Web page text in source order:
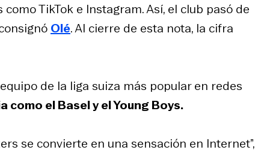
TikTok e Instagram. Así, el club pasó de
Olé. Al cierre de esta nota, la cifra
de la liga suiza más popular en redes
el Basel y el Young Boys.
se convierte en una sensación en Internet”,